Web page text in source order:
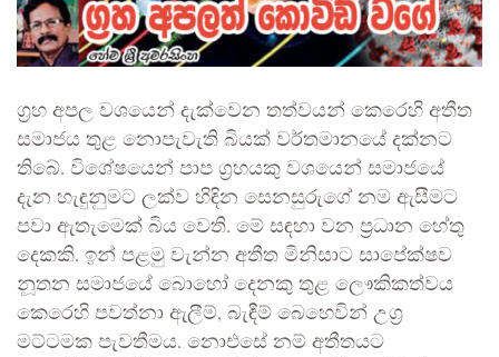
ග්‍රහ අපල වශයෙන් දැක්වෙන තත්වයන් කෙරෙහි අතීත
සමාජය තුළ නොපැවැති බියක් වර්තමානයේ දක්නට
තිබේ. විශේෂයෙන් පාප ග්‍රහයකු වශයෙන් සමාජයේ
දැන හැඳුනුමට ලක්ව හිඳින සෙනසුරුගේ නම ඇසීමට
පවා ඇතැමෙක් බිය වෙති. මේ සඳහා වන ප්‍රධාන හේතු
දෙකකි. ඉන් පළමු වැන්න අතීත මිනිසාට සාපේක්ෂව
නූතන සමාජයේ බොහෝ දෙනකු තුළ ලෞකිකත්වය
කෙරෙහි පවත්නා ඇලීම්, බැඳීම් බෙහෙවින් උග්‍ර
මට්ටමක පැවතීමය. නොඑසේ නම් අතීතයට